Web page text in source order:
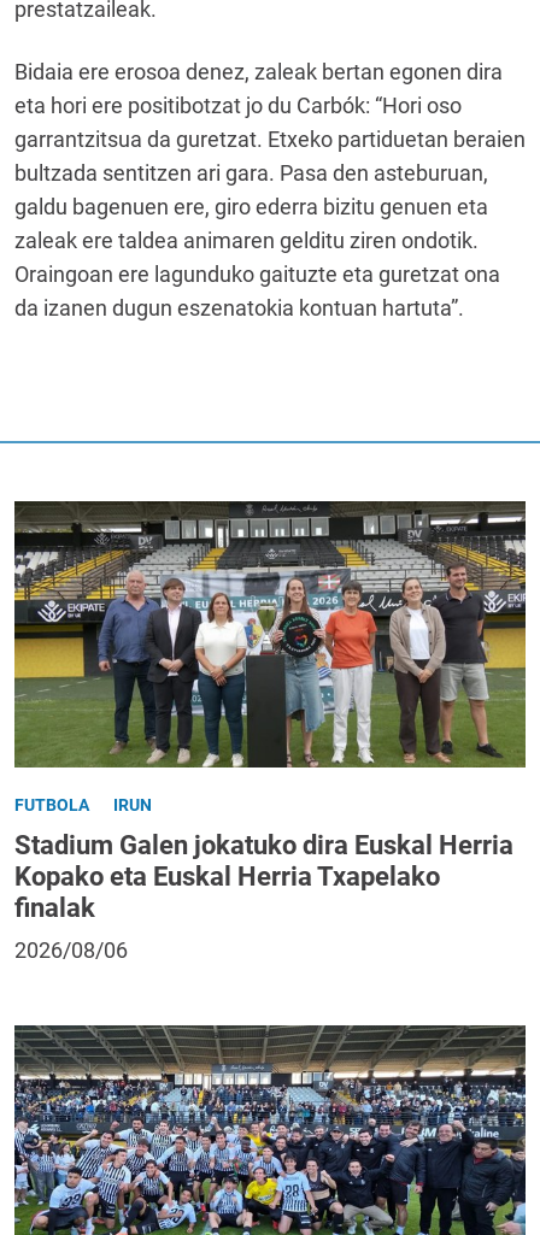
prestatzaileak.
Bidaia ere erosoa denez, zaleak bertan egonen dira
eta hori ere positibotzat jo du Carbók: “Hori oso
garrantzitsua da guretzat. Etxeko partiduetan beraien
bultzada sentitzen ari gara. Pasa den asteburuan,
galdu bagenuen ere, giro ederra bizitu genuen eta
zaleak ere taldea animaren gelditu ziren ondotik.
Oraingoan ere lagunduko gaituzte eta guretzat ona
da izanen dugun eszenatokia kontuan hartuta”.
FUTBOLA IRUN
Stadium Galen jokatuko dira Euskal Herria
Kopako eta Euskal Herria Txapelako
finalak
2026/08/06